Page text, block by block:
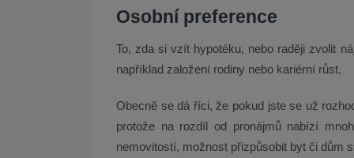
Osobní preference
To, zda si vzít hypotéku, nebo raději zvolit
například založení rodiny nebo kariérní růst.
Obecně se dá říci, že pokud jste se už
protože na rozdíl od pronájmů nabízí
nemovitostí, možnost přizpůsobit byt či dům